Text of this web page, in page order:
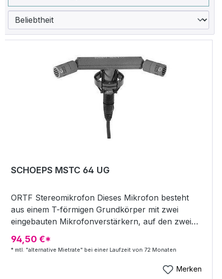
SCHOEPS MSTC 64 UG
ORTF Stereomikrofon Dieses Mikrofon besteht
aus einem T-förmigen Grundkörper mit zwei
eingebauten Mikrofonverstärkern, auf den zwei
Kapseln MK 4 der Colette-Serie geschraubt
werden. Sie sind im Abstand von 170mm in einem
Prinzip) und führen zu einer kopfbezogenen
94,50 €*
* mtl. "alternative Mietrate" bei einer Laufzeit von 72 Monaten
Merken